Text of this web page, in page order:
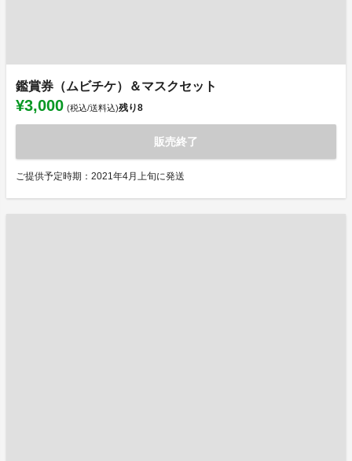
鑑賞券（ムビチケ）＆マスクセット
¥3,000 (税込/送料込)残り8
販売終了
ご提供予定時期：2021年4月上旬に発送